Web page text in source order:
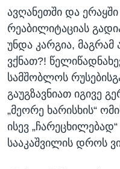
ავღანეთში და
რეაბილიტაციას
უნდა კარგია, მაგრამ
ვქნათ?!
სამშობლოს
გაუგზავნიათ იგივე
„მეორე ხარისხის“
ისევ
სააკაშვილის დროს